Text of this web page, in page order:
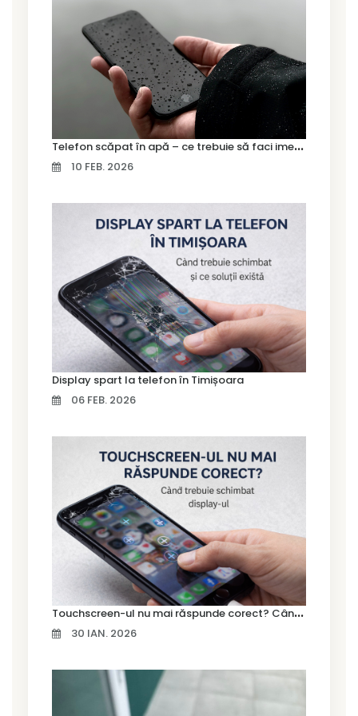
T
elefon scăpat în apă – ce trebuie să faci imediat și ce greșeli să eviți
10 FEB. 2026
Display spart la telefon în Timișoara
06 FEB. 2026
T
ouchscreen-ul nu mai răspunde corect? Când trebuie schimbat display-ul
30 IAN. 2026